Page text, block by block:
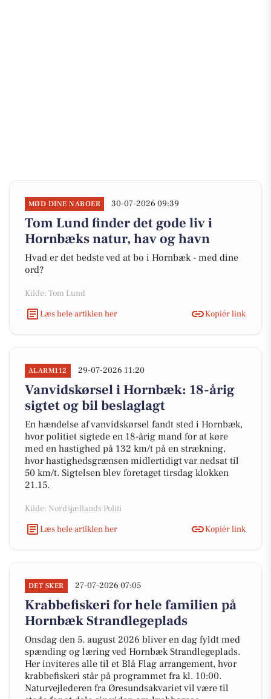
MØD DINE NABOER 30-07-2026 09:39
Tom Lund finder det gode liv i
Hornbæks natur, hav og havn
Hvad er det bedste ved at bo i Hornbæk - med dine
ord?
Kilde: Tom Lund
Læs hele artiklen her
Kopiér link
ALARM112 29-07-2026 11:20
Vanvidskørsel i Hornbæk: 18-årig
sigtet og bil beslaglagt
En hændelse af vanvidskørsel fandt sted i Hornbæk,
hvor politiet sigtede en 18-årig mand for at køre
med en hastighed på 132 km/t på en strækning,
hvor hastighedsgrænsen midlertidigt var nedsat til
50 km/t. Sigtelsen blev foretaget tirsdag klokken
21.15.
Kilde: Nordsjællands Politi
Læs hele artiklen her
Kopiér link
DET SKER 27-07-2026 07:05
Krabbefiskeri for hele familien på
Hornbæk Strandlegeplads
Onsdag den 5. august 2026 bliver en dag fyldt med
spænding og læring ved Hornbæk Strandlegeplads.
Her inviteres alle til et Blå Flag arrangement, hvor
krabbefiskeri står på programmet fra kl. 10:00.
Naturvejlederen fra Øresundsakvariet vil være til